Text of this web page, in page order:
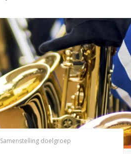
Samenstelling doelgroep